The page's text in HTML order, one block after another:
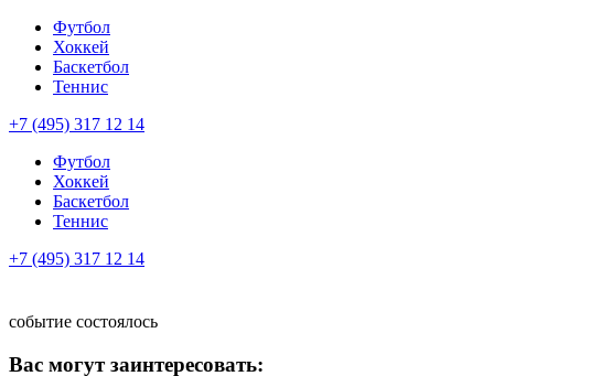
Футбол
Хоккей
Баскетбол
Теннис
+7 (495) 317 12 14
Футбол
Хоккей
Баскетбол
Теннис
+7 (495) 317 12 14
событие состоялось
Вас могут заинтересовать: